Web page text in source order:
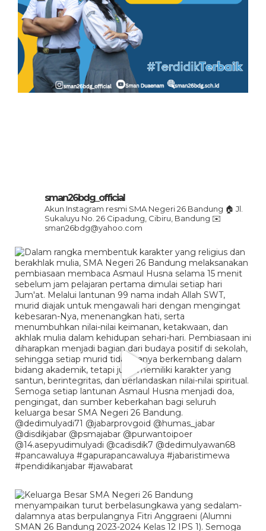
sman26bdg_official
Akun Instagram resmi SMA Negeri 26 Bandung 🏠 Jl.
Sukaluyu No. 26 Cipadung, Cibiru, Bandung ✉️
sman26bdg@yahoo.com